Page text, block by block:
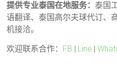
提供专业泰国在地服务：泰国
语翻译、泰国高尔夫球代订、
机接洽。
欢迎联系合作： FB Line |